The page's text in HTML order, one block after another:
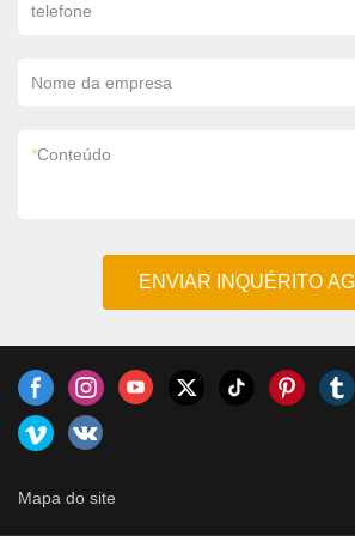
telefone
Nome da empresa
*Conteúdo
ENVIAR INQUÉRITO
Mapa do site